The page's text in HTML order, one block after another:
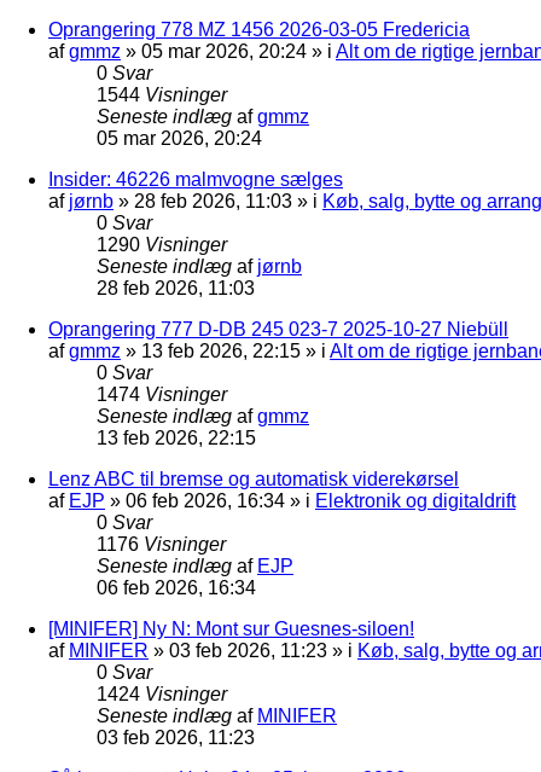
Oprangering 778 MZ 1456 2026-03-05 Fredericia
afgmmz » 05 mar 2026, 20:24 » i Alt om de rigtige
0 Svar
1544 Visninger
Seneste indlæg afgmmz
05 mar 2026, 20:24
Insider: 46226 malmvogne sælges
af jørnb » 28 feb 2026, 11:03 » i Køb, salg, bytte og
0 Svar
1290 Visninger
Seneste indlæg af jørnb
28 feb 2026, 11:03
Oprangering 777 D-DB 245 023-7 2025-10-27 Niebüll
afgmmz » 13 feb 2026, 22:15 » i Alt om de rigtige
0 Svar
1474 Visninger
Seneste indlæg afgmmz
13 feb 2026, 22:15
Lenz ABC til bremse og automatisk viderekørsel
af EJP » 06 feb 2026, 16:34 » i Elektronik og digitaldrift
0 Svar
1176 Visninger
Seneste indlæg af EJP
06 feb 2026, 16:34
[MINIFER] Ny N: Mont sur Guesnes-siloen!
af MINIFER » 03 feb 2026, 11:23 » i Køb, salg, bytte og
0 Svar
1424 Visninger
Seneste indlæg af MINIFER
03 feb 2026, 11:23